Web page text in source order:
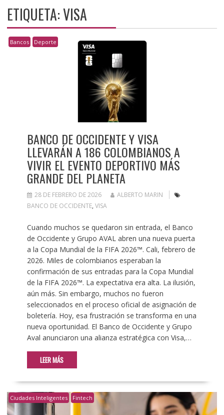
ETIQUETA:VISA
Bancos Deporte
BANCO DE OCCIDENTE Y VISA
LLEVARÁN A 186 COLOMBIANOS A
VIVIR EL EVENTO DEPORTIVO MÁS
GRANDE DEL PLANETA
28 DE FEBRERO DE 2026
ALBERTO MARIN
BANCO DE OCCIDENTE, VISA
Cuando muchos se quedaron sin entrada, el Banco
de Occidente y Grupo AVAL abren una nueva puerta
a la Copa Mundial de la FIFA 2026™. Cali, febrero de
2026. Miles de colombianos esperaban la
confirmación de sus entradas para la Copa Mundial
de la FIFA 2026™. La expectativa era alta. La ilusión,
aún más. Sin embargo, muchos no fueron
seleccionados en el proceso oficial de asignación de
boletería. Hoy, esa frustración se transforma en una
nueva oportunidad. El Banco de Occidente y Grupo
Aval anunciaron una alianza estratégica con Visa,…
LEER MÁS
Ciudades Inteligentes Fintech